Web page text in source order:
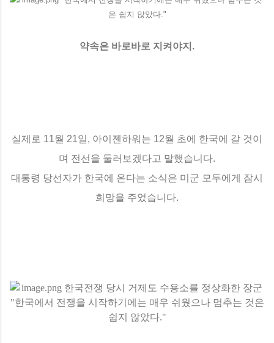
약속은 바로바로 지켜야지.
실제로 11월 21일, 아이젠하워는 12월 초에 한국에 갈 것이
며 전선을 둘러보겠다고 말했습니다.
대통령 당선자가 한국에 온다는 소식은 미군 모두에게 잠시
희망을 주었습니다.